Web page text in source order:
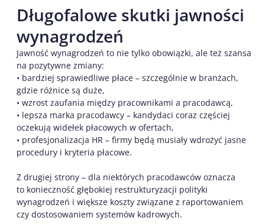
Długofalowe skutki jawności
wynagrodzeń
Jawność wynagrodzeń to nie tylko obowiązki, ale też szansa
na pozytywne zmiany:
• bardziej sprawiedliwe płace – szczególnie w branżach,
gdzie różnice są duże,
• wzrost zaufania między pracownikami a pracodawcą,
• lepsza marka pracodawcy – kandydaci coraz częściej
oczekują widełek płacowych w ofertach,
• profesjonalizacja HR – firmy będą musiały wdrożyć jasne
procedury i kryteria płacowe.
Z drugiej strony – dla niektórych pracodawców oznacza
to konieczność głębokiej restrukturyzacji polityki
wynagrodzeń i większe koszty związane z raportowaniem
czy dostosowaniem systemów kadrowych.